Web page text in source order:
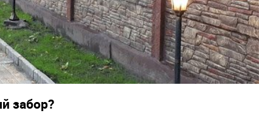
забор?